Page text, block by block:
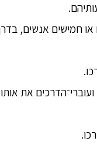
אנשים, בדרך
את